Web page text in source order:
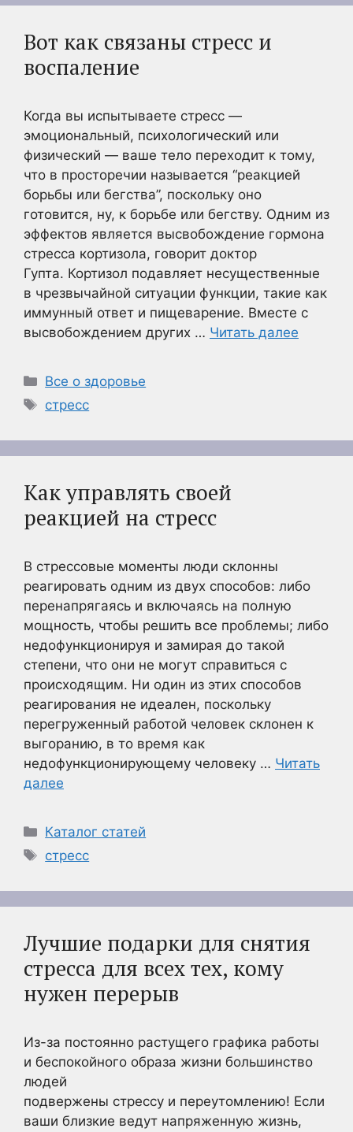
Вот как связаны стресс и
воспаление
Когда вы испытываете стресс —
эмоциональный, психологический или
физический — ваше тело переходит к тому,
что в просторечии называется “реакцией
борьбы или бегства”, поскольку оно
готовится, ну, к борьбе или бегству. Одним из
эффектов является высвобождение гормона
стресса кортизола, говорит доктор
Гупта. Кортизол подавляет несущественные
в чрезвычайной ситуации функции, такие как
иммунный ответ и пищеварение. Вместе с
высвобождением других … Читать далее
Рубрики
Все о здоровье
Метки
стресс
Как управлять своей
реакцией на стресс
В стрессовые моменты люди склонны
реагировать одним из двух способов: либо
перенапрягаясь и включаясь на полную
мощность, чтобы решить все проблемы; либо
недофункционируя и замирая до такой
степени, что они не могут справиться с
происходящим. Ни один из этих способов
реагирования не идеален, поскольку
перегруженный работой человек склонен к
выгоранию, в то время как
недофункционирующему человеку … Читать
далее
Рубрики
Каталог статей
Метки
стресс
Лучшие подарки для снятия
стресса для всех тех, кому
нужен перерыв
Из-за постоянно растущего графика работы
и беспокойного образа жизни большинство
людей
подвержены стрессу и переутомлению! Если
ваши близкие ведут напряженную жизнь,